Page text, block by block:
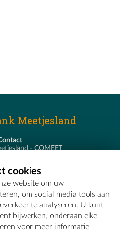
Meetjesland
- COMEET
373 75 96
cookies
website om uw
om social media tools aan
te analyseren. U kunt
bijwerken, onderaan elke
voor meer informatie.